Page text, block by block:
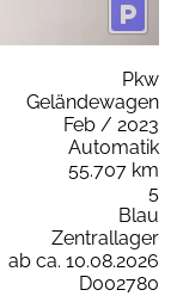
Pkw
Geländewagen
Feb / 2023
Automatik
55.707 km
5
Blau
Zentrallager
ab ca. 10.08.2026
D002780